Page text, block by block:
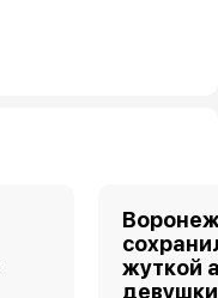
жуткой
девушки